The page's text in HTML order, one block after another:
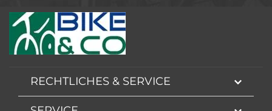
RECHTLICHES & SERVICE